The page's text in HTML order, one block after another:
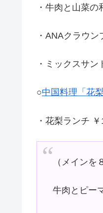
・牛肉と山菜
・ANAクラウ
・ミックスサ
○中国料理「花梨
・花梨ランチ
（メインを
牛肉とピー